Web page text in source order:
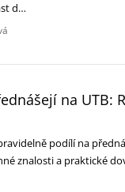
d…
na UTB:
podílí na
znalosti a praktické